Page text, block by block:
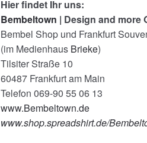
Hier findet Ihr uns:
Bembeltown | Design and more
Bembel Shop und Frankfurt
(im Medienhaus Brieke)
Tilsiter Straße 10
60487 Frankfurt am Main
Telefon 069-90 55 06 13
www.Bembeltown.de
www.shop.spreadshirt.de/